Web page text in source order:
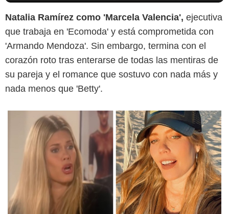
Natalia Ramírez como 'Marcela Valencia', ejecutiva
que trabaja en 'Ecomoda' y está comprometida con
'Armando Mendoza'. Sin embargo, termina con el
corazón roto tras enterarse de todas las mentiras de
su pareja y el romance que sostuvo con nada más y
nada menos que 'Betty'.